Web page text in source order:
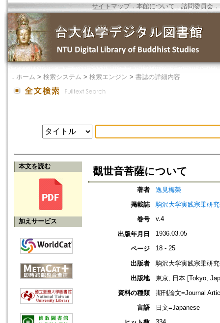
サイトマップ．本館について ． 諮問委員会 ．
． ホーム > 検索システム > 検索エンジン > 書誌の詳細内容
本文を読む
加えサービス
觀世音菩薩について
著者
逸見梅榮
掲載誌
駒沢大学実践宗乗研
巻号
v.4
出版年月日 1936.03.05
ページ 18 - 25
出版者
駒沢大学実践宗乗研
出版地
東京, 日本 [Tokyo,
資料の種類
期刊論文=Journal
言語
日文=Japanese